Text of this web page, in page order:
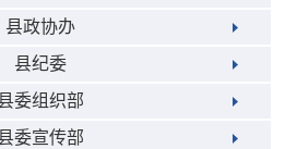
县政协办
县纪委
委组织部
委宣传部